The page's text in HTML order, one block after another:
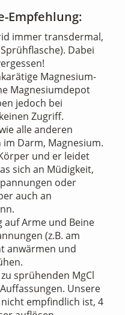
Empfehlung:
immer transdermal,
Dabei
Magnesium-
Magnesiumdepot
jedoch bei
Zugriff.
alle anderen
Darm, Magnesium.
und er leidet
sich an Müdigkeit,
oder
auch an
auf Arme und Beine
(z.B. am
anwärmen und
sprühenden MgCl
Unsere
empfindlich ist, 4